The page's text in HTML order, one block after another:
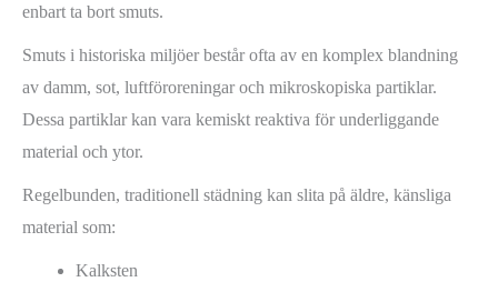
enbart ta bort smuts.
Smuts i historiska miljöer består ofta av en komplex blandning
av damm, sot, luftföroreningar och mikroskopiska partiklar.
Dessa partiklar kan vara kemiskt reaktiva för underliggande
material och ytor.
Regelbunden, traditionell städning kan slita på äldre, känsliga
material som:
Kalksten